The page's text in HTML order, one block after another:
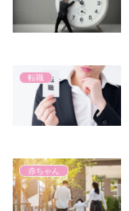
転職
赤ちゃん